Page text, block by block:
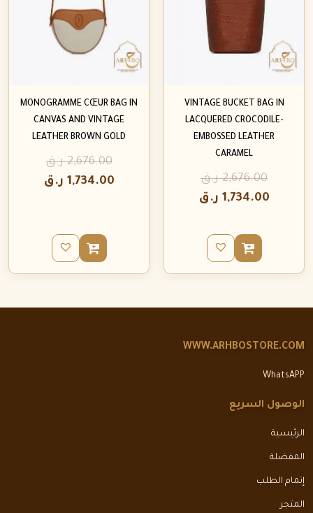
VINTAGE BUCKET BAG IN
LACQUERED CROCODILE-
EMBOSSED LEATHER
CARAMEL
2,676.00 ر.ق
1,734.00 ر.ق
MONOGRAMME CŒUR BAG IN
CANVAS AND VINTAGE
LEATHER BROWN GOLD
2,676.00 ر.ق
1,734.00 ر.ق
WWW.ARHBOSTORE.COM
WhatsAPP
الوصول السريع
الرئيسية
المفضلة
إتمام الطلب
المتجر